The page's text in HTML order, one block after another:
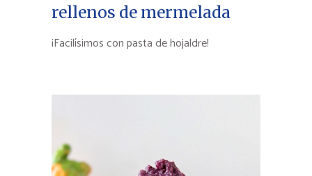
rellenos de mermelada
¡Facilísimos con pasta de hojaldre!